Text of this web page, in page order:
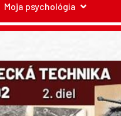
Moja psychológia